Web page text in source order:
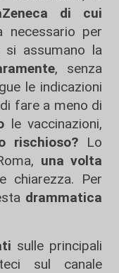
di cui
necessario per
si assumano la
, senza
le indicazioni
fare a meno di
le vaccinazioni,
rischioso? Lo
una volta
chiarezza. Per
drammatica
sulle principali
sul canale